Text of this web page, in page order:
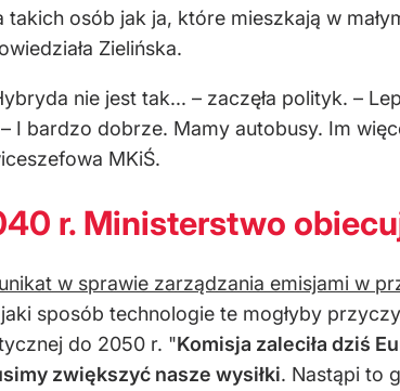
osób jak ja, które mieszkają w
Zielińska.
nie jest tak... – zaczęła polityk. –
I bardzo dobrze. Mamy autobusy. Im
MKiŚ.
r. Ministerstwo
w sprawie zarządzania emisjami w
sposób technologie te mogłyby
do 2050 r. "Komisja zaleciła dziś
zwiększyć nasze wysiłki. Nastąpi to